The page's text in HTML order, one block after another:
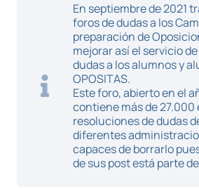
En septiembre de 2021
foros de dudas a los
preparación de
mejorar así el servicio
dudas a los alumnos y
OPOSITAS.
Este foro, abierto en el
contiene más de
resoluciones de dudas
diferentes
capaces de borrarlo
de sus post está parte